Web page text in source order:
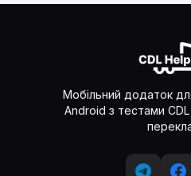
Мобільний додаток
Android з тестами